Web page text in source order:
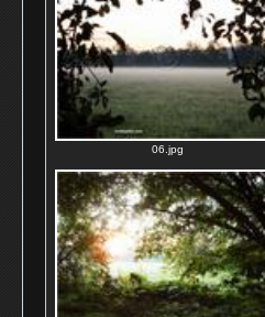
06.jpg